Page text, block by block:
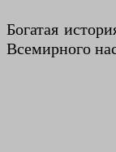
Богатая
Всемирного